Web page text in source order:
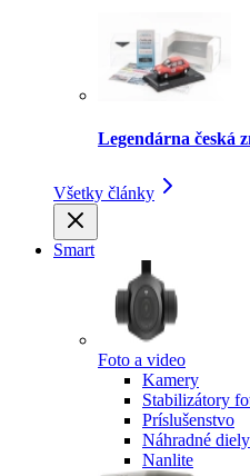
Legendárna česká
Všetky články
Smart
Foto a video
Kamery
Stabilizátory
Príslušenstvo
Náhradné diely
Nanlite